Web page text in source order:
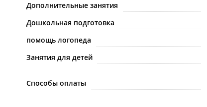
Дополнительные занятия
Дошкольная подготовка
помощь логопеда
Занятия для детей
Способы оплаты